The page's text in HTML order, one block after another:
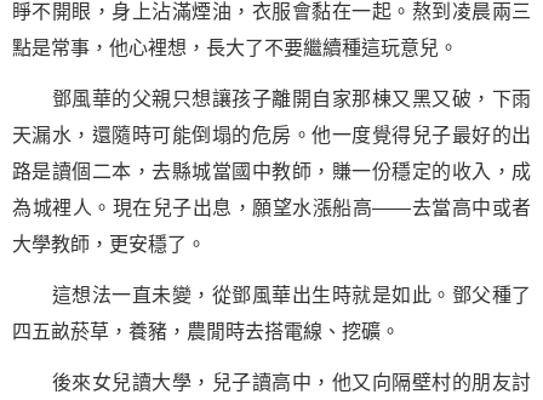
睜不開眼，身上沾滿煙油，衣服會黏在一起。熬到凌晨兩三
點是常事，他心裡想，長大了不要繼續種這玩意兒。
鄧風華的父親只想讓孩子離開自家那棟又黑又破，下雨
天漏水，還隨時可能倒塌的危房。他一度覺得兒子最好的出
路是讀個二本，去縣城當國中教師，賺一份穩定的收入，成
為城裡人。現在兒子出息，願望水漲船高——去當高中或者
大學教師，更安穩了。
這想法一直未變，從鄧風華出生時就是如此。鄧父種了
四五畝菸草，養豬，農閒時去搭電線、挖礦。
後來女兒讀大學，兒子讀高中，他又向隔壁村的朋友討